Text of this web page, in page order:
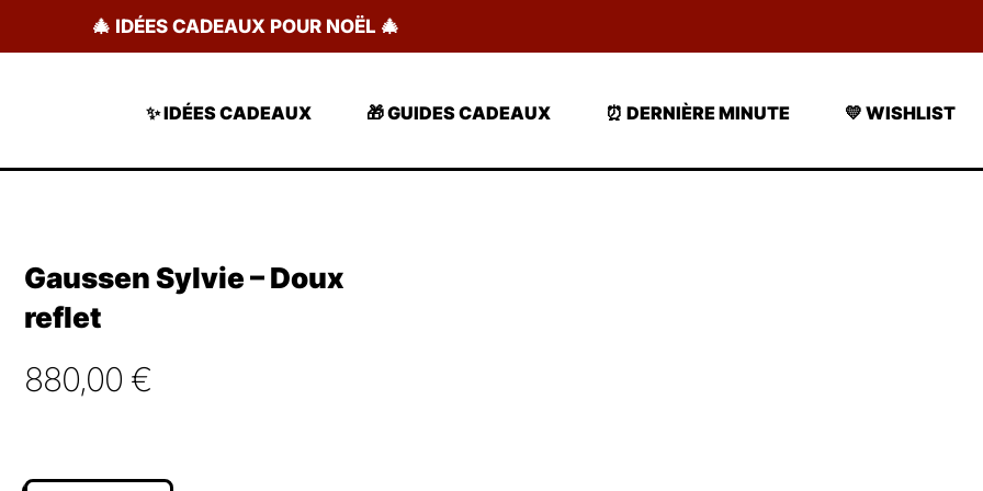
🎄 IDÉES CADEAUX POUR NOËL 🎄
✨ IDÉES CADEAUX 🎁 GUIDES CADEAUX ⏰ DERNIÈRE MINUTE 💛 WISHLIST
Gaussen Sylvie – Doux
reflet
880,00 €